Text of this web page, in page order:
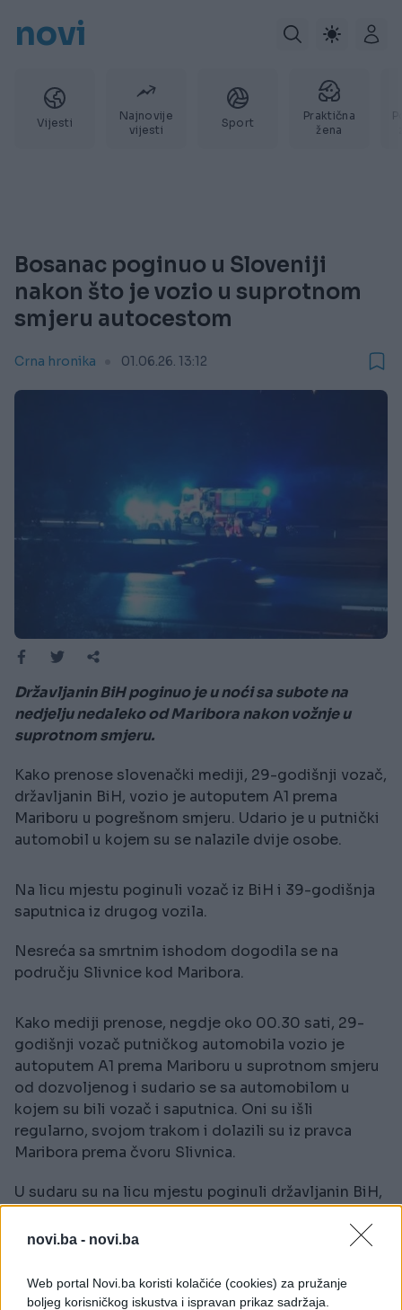
novi.ba - novi.ba
Web portal Novi.ba koristi kolačiće (cookies) za pružanje
boljeg korisničkog iskustva i ispravan prikaz sadržaja.
novi
Vijesti
Najnovije
vijesti
Sport
Praktična
žena
Bosanac poginuo u Sloveniji
nakon što je vozio u suprotnom
smjeru autocestom
Crna hronika 01.06.26. 13:12
Državljanin BiH poginuo je u noći sa subote na
nedjelju nedaleko od Maribora nakon vožnje u
suprotnom smjeru.
Kako prenose slovenački mediji, 29-godišnji vozač,
državljanin BiH, vozio je autoputem A1 prema
Mariboru u pogrešnom smjeru. Udario je u putnički
automobil u kojem su se nalazile dvije osobe.
Na licu mjestu poginuli vozač iz BiH i 39-godišnja
saputnica iz drugog vozila.
Nesreća sa smrtnim ishodom dogodila se na
području Slivnice kod Maribora.
Kako mediji prenose, negdje oko 00.30 sati, 29-
godišnji vozač putničkog automobila vozio je
autoputem A1 prema Mariboru u suprotnom smjeru
od dozvoljenog i sudario se sa automobilom u
kojem su bili vozač i saputnica. Oni su išli
regularno, svojom trakom i dolazili su iz pravca
Maribora prema čvoru Slivnica.
U sudaru su na licu mjestu poginuli državljanin BiH,
Maribor, i saputnica iz drugog vozila, 39-
(38) drugog automobila lakše je povrijeđen. Zbog
posljedica nesreće oštećena su još četiri vozila.